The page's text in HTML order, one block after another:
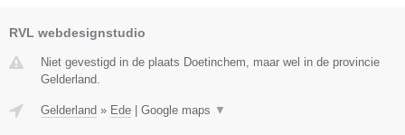
RVL webdesignstudio
Niet gevestigd in de plaats Doetinchem, maar wel in de provincie
Gelderland.
Gelderland » Ede Google maps ▼